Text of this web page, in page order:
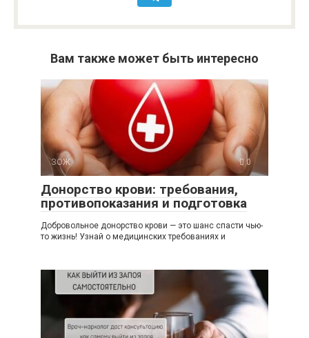
Вам также может быть интересно
ЗОЖ 0
Донорство крови: требования,
противопоказания и подготовка
Добровольное донорство крови — это шанс спасти чью-
то жизнь! Узнай о медицинских требованиях и